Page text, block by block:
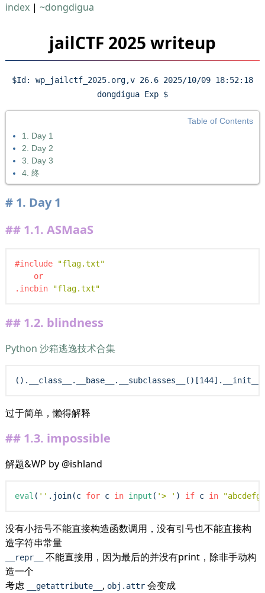
index | ~dongdigua
jailCTF 2025 writeup
$Id: wp_jailctf_2025.org,v 26.6 2025/10/09 18:52:18
dongdigua Exp $
Table of Contents
1. Day 1
2. Day 2
3. Day 3
4. 终
1. Day 1
1.1. ASMaaS
#include
"flag.txt"
or
.incbin
"flag.txt"
1.2. blindness
Python 沙箱逃逸技术合集
().__class__.__base__.__subclasses__()[144].__init__.
过于简单，懒得解释
1.3. impossible
解题&WP by @ishland
eval ( '' .join(c for c in input ( '> ' ) if c in
没有小括号不能直接构造函数调用，没有引号也不能直接构
造字符串常量
__repr__
不能直接用，因为最后的并没有print，除非手动构
造一个
考虑
__getattribute__ , obj.attr会变成